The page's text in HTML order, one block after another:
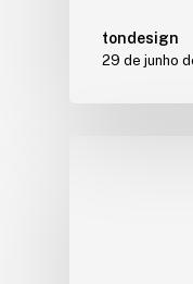
tondesign
29 de junho